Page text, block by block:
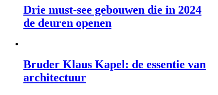
Drie must-see gebouwen die in 2024
de deuren openen
Bruder Klaus Kapel: de essentie van
architectuur